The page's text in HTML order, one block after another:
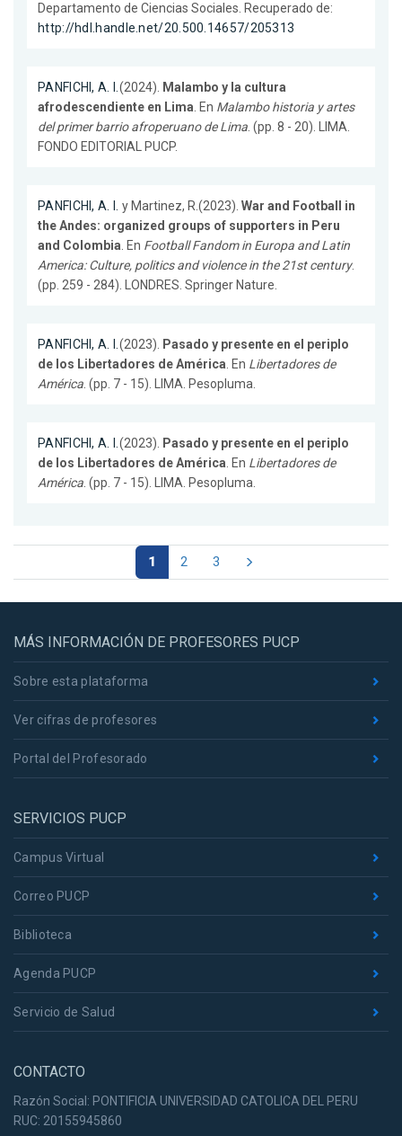
Departamento de Ciencias Sociales. Recuperado de:
http://hdl.handle.net/20.500.14657/205313
PANFICHI, A. I.(2024). Malambo y la cultura
afrodescendiente en Lima. En Malambo historia y artes
del primer barrio afroperuano de Lima. (pp. 8 - 20). LIMA.
FONDO EDITORIAL PUCP.
PANFICHI, A. I. y Martinez, R.(2023). War and Football in
the Andes: organized groups of supporters in Peru
and Colombia. En Football Fandom in Europa and Latin
America: Culture, politics and violence in the 21st century.
(pp. 259 - 284). LONDRES. Springer Nature.
PANFICHI, A. I.(2023). Pasado y presente en el periplo
de los Libertadores de América. En Libertadores de
América. (pp. 7 - 15). LIMA. Pesopluma.
PANFICHI, A. I.(2023). Pasado y presente en el periplo
de los Libertadores de América. En Libertadores de
América. (pp. 7 - 15). LIMA. Pesopluma.
1 2 3
MÁS INFORMACIÓN DE PROFESORES PUCP
Sobre esta plataforma
Ver cifras de profesores
Portal del Profesorado
SERVICIOS PUCP
Campus Virtual
Correo PUCP
Biblioteca
Agenda PUCP
Servicio de Salud
CONTACTO
Razón Social: PONTIFICIA UNIVERSIDAD CATOLICA DEL PERU
RUC: 20155945860